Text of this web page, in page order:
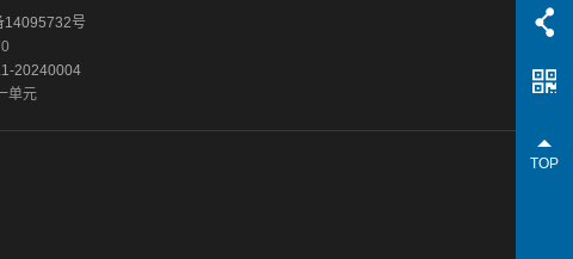
14095732号
20240004
单元
TOP